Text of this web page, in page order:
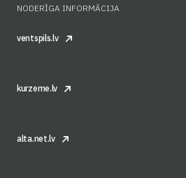
NODERĪGA INFORMĀCIJA
ventspils.lv
kurzeme.lv
alta.net.lv